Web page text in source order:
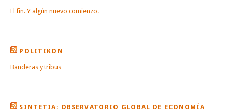
El fin. Y algún nuevo comienzo.
POLITIKON
Banderas y tribus
SINTETIA: OBSERVATORIO GLOBAL DE ECONOMÍA